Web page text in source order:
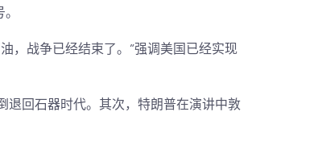
，战争已经结束了。”强调美国已经实现
退回石器时代。其次，特朗普在演讲中敦